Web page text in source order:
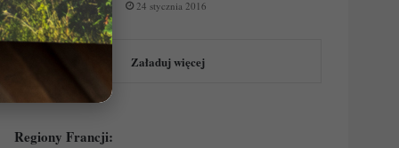
24 stycznia 2016
Załaduj więcej
Regiony Francji: